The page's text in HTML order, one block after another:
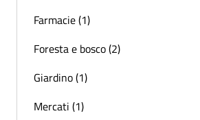
Farmacie (1)
Foresta e bosco (2)
Giardino (1)
Mercati (1)